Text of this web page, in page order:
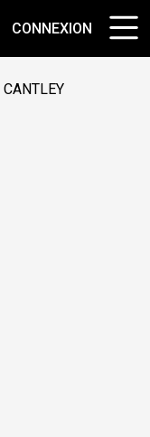
CONNEXION
CANTLEY